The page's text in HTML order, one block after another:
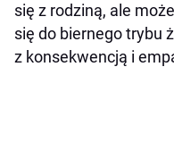
się z rodziną, ale
się do biernego trybu
z konsekwencją i